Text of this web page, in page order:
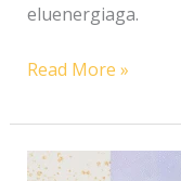
eluenergiaga.
Read More »
TANTRAMASSAAŽI